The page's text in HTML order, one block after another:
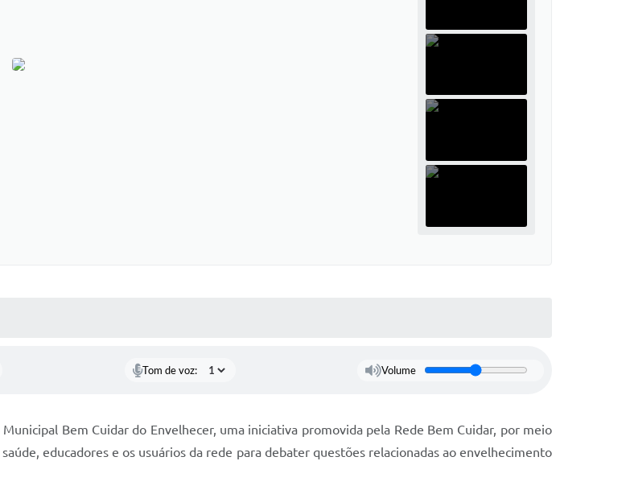
Tom de voz: Volume
Bem Cuidar do Envelhecer, uma iniciativa promovida pela Rede Bem Cuidar, por meio
educadores e os usuários da rede para debater questões relacionadas ao envelhecimento